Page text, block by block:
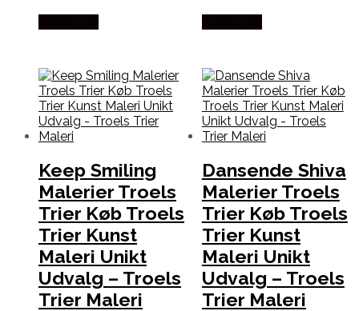
Keep Smiling
Malerier Troels
Trier Køb Troels
Trier Kunst
Maleri Unikt
Udvalg – Troels
Trier Maleri
Dansende Shiva
Malerier Troels
Trier Køb Troels
Trier Kunst
Maleri Unikt
Udvalg – Troels
Trier Maleri